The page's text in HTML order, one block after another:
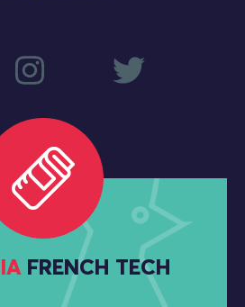
FRENCH TECH